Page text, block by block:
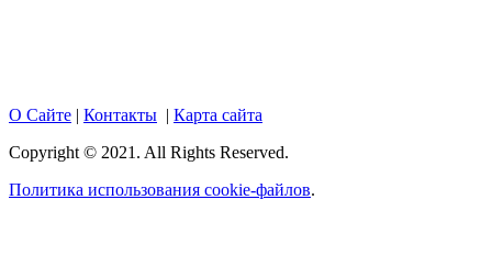
О Сайте | Контакты | Карта сайта
Copyright © 2021. All Rights Reserved.
Политика использования cookie-файлов.